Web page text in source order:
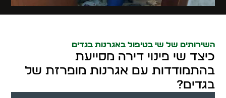
השירותים של שי בטיפול באגרנות בגדים
כיצד שי פינוי דירה מסייעת
בהתמודדות עם אגרנות מופרזת של
בגדים?